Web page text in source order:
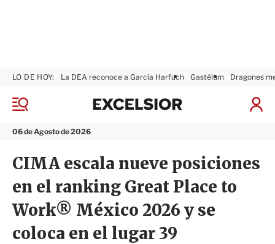
M
n
06 de Agosto de 2026
LO DE HOY: La DEA reconoce a García Harfuch Gastélum Dragones
I
a
x
i
o
r
CIMA escala nueve posiciones
en el ranking Great Place to
Work® México 2026 y se
coloca en el lugar 39